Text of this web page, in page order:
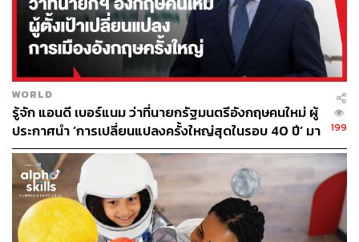
ดร.ประสารกล่าวต่อไปว่า จากสถานการณ์แนวโน้มของ
เศรษฐกิจที่ค่าครองชีพจะเพิ่มสูงขึ้น รวมทั้งการชะลอตัวทาง
เศรษฐกิจ ครัวเรือนยากจนพิเศษผู้มีรายได้น้อยที่สุดของ
ประเทศยังคงอยู่ในภาวะความเสี่ยงที่ลูกหลานอาจหลุดจาก
ระบบการศึกษา คำของบประมาณปี 2567 คณะกรรมการ
บริหาร กสศ. จึงเห็นควรเสนอเพิ่มอัตราเงินอุดหนุนอย่างมี
เงื่อนไข หรือทุนเสมอภาค ขึ้นอีก 750-1,050 บาทต่อเทอม
ตามระดับการศึกษาตั้งแต่อนุบาลถึงมัธยมศึกษาตอนต้น เพื่อ
บรรเทาปัญหาค่าใช้จ่ายให้กับครัวเรือนยากลำบากร้อยละ 15
ที่มีรายได้น้อยที่สุดของประเทศให้เป็นไปตามเจตนารมณ์แห่ง
รัฐธรรมนูญมาตรา 54 วรรคหนึ่ง
WORLD
รู้จัก แอนดี เบอร์แนม ว่าที่นายกรัฐมนตรีอังกฤษคนใหม่ ผู้
ประกาศนำ ‘การเปลี่ยนแปลงครั้งใหญ่สุดในรอบ 40 ปี’ มา
สู่การเมืองอังกฤษ
199